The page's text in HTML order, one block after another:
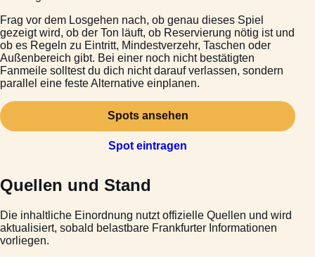
Frag vor dem Losgehen nach, ob genau dieses Spiel
gezeigt wird, ob der Ton läuft, ob Reservierung nötig ist und
ob es Regeln zu Eintritt, Mindestverzehr, Taschen oder
Außenbereich gibt. Bei einer noch nicht bestätigten
Fanmeile solltest du dich nicht darauf verlassen, sondern
parallel eine feste Alternative einplanen.
Spots ansehen
Spot eintragen
Quellen und Stand
Die inhaltliche Einordnung nutzt offizielle Quellen und wird
aktualisiert, sobald belastbare Frankfurter Informationen
vorliegen.